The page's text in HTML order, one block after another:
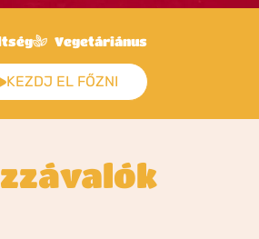
Vegetáriánus
KEZDJ EL FŐZNI